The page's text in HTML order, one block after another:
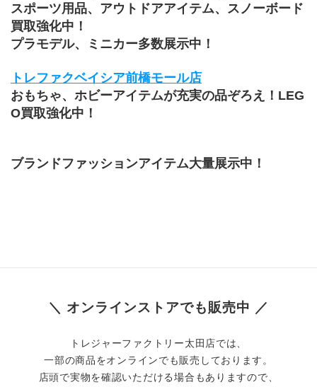
スポーツ用品、アウトドアアイテム、スノーボード
買取強化中！
プラモデル、ミニカー多数展示中！
トレファクベイシア前橋モール店
おもちゃ、ホビーアイテムが充実の品ぞろえ！LEG
O買取強化中！
ブランドファッションアイテム大量展示中！
＼ オンラインストアでも販売中 ／
トレジャーファクトリー太田店では、
一部の商品をオンラインでも販売しております。
店頭で実物を確認いただける場合もありますので、